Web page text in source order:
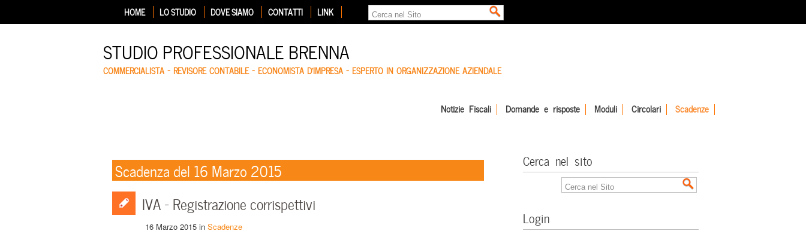
HOME LO STUDIO DOVE SIAMO CONTATTI LINK
STUDIO PROFESSIONALE BRENNA
COMMERCIALISTA – REVISORE CONTABILE – ECONOMISTA D'IMPRESA – ESPERTO IN ORGANIZZAZIONE AZIENDALE
Notizie Fiscali Domande e risposte Moduli Circolari Scadenze
Scadenza del 16 Marzo 2015
IVA – Registrazione corrispettivi
16 Marzo 2015 in Scadenze
Cerca nel sito
Login